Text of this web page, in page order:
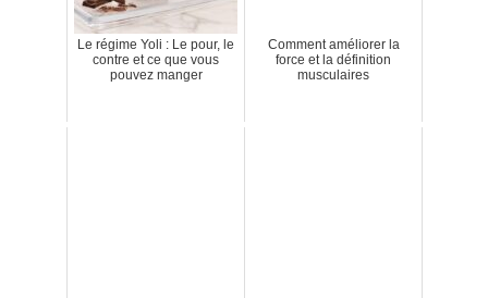
Le régime Yoli : Le pour, le
contre et ce que vous
pouvez manger
Comment améliorer la
force et la définition
musculaires